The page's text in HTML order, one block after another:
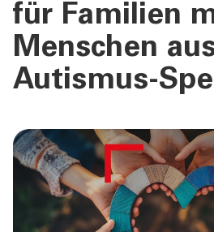
DIENSTLEISTUNGEN
GESCHÄFTSKUNDEN
MEHR ALS BANK
ÜBER UNS
TOOLS
AKTUELLES
für Familien
Menschen
Autismus-